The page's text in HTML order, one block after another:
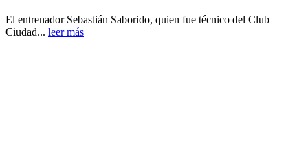
El entrenador Sebastián Saborido, quien fue técnico del Club
Ciudad... leer más